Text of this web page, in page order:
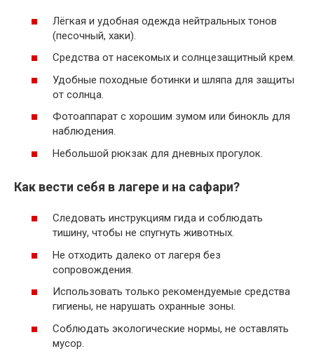
Лёгкая и удобная одежда нейтральных тонов
(песочный, хаки).
Средства от насекомых и солнцезащитный крем.
Удобные походные ботинки и шляпа для защиты
от солнца.
Фотоаппарат с хорошим зумом или бинокль для
наблюдения.
Небольшой рюкзак для дневных прогулок.
Как вести себя в лагере и на сафари?
Следовать инструкциям гида и соблюдать
тишину, чтобы не спугнуть животных.
Не отходить далеко от лагеря без
сопровождения.
Использовать только рекомендуемые средства
гигиены, не нарушать охранные зоны.
Соблюдать экологические нормы, не оставлять
мусор.